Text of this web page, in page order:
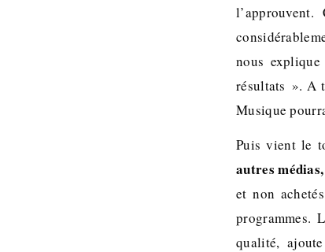
nous
résultats ». A
Musique
Puis vient le
autres
et non
programmes.
qualité,